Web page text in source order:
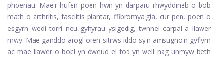
phoenau. Mae'r hufen poen hwn yn darparu rhwyddineb o bob
math o arthritis, fasciitis plantar, ffibromyalgia, cur pen, poen o
esgyrn wedi torri neu gyhyrau ysigedig, twnnel carpal a llawer
mwy. Mae ganddo arogl oren-sitrws iddo sy'n amsugno'n gyflym
ac mae llawer o bobl yn dweud ei fod yn well nag unrhyw beth